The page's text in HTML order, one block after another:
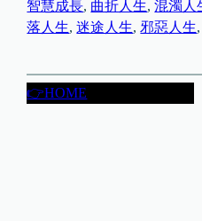
智慧成長, 曲折人生, 混濁人
落人生, 迷途人生, 邪惡人生,
👉HOME